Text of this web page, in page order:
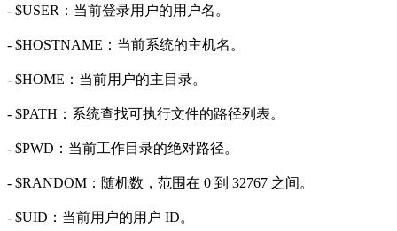
- $USER：当前登录用户的用户名。
- $HOSTNAME：当前系统的主机名。
- $HOME：当前用户的主目录。
- $PATH：系统查找可执行文件的路径列表。
- $PWD：当前工作目录的绝对路径。
- $RANDOM：随机数，范围在 0 到 32767 之间。
- $UID：当前用户的用户 ID。